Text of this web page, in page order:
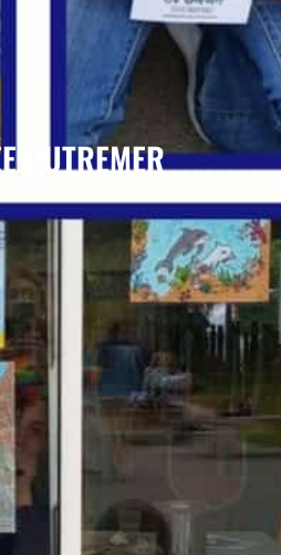
OUTREMER